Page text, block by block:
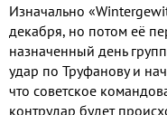
Изначально «
декабря, но потом её
назначенный день
удар по Труфанову и
что советское
контрудар будет